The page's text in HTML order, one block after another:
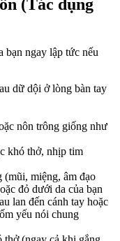
(Tác dụng
bạn ngay lập tức nếu
dữ dội ở lòng bàn tay
nôn trông giống như
khó thở, nhịp tim
(mũi, miệng, âm đạo
đỏ dưới da của bạn
lan đến cánh tay hoặc
yếu nói chung